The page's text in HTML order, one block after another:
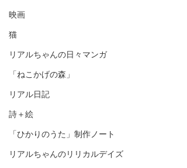
映画
猫
リアルちゃんの日々マンガ
「ねこかげの森」
リアル日記
詩＋絵
「ひかりのうた」制作ノート
リアルちゃんのリリカルデイズ